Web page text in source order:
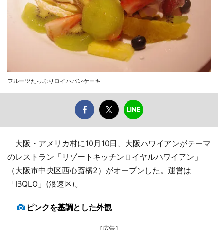
フルーツたっぷりロイハパンケーキ
大阪・アメリカ村に10月10日、大阪ハワイアンがテーマ
のレストラン「リゾートキッチンロイヤルハワイアン」
（大阪市中央区西心斎橋2）がオープンした。運営は
「IBQLO」(浪速区)。
ピンクを基調とした外観
［広告］